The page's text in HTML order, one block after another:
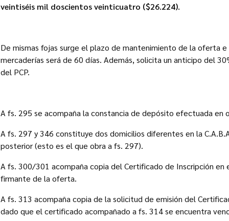
veintiséis mil doscientos veinticuatro ($26.224).
De mismas fojas surge el plazo de mantenimiento de la oferta
mercaderías será de 60 días. Además, solicita un anticipo del
del PCP.
A fs. 295 se acompaña la constancia de depósito efectuada en
A fs. 297 y 346 constituye dos domicilios diferentes en la
posterior (esto es el que obra a fs. 297).
A fs. 300/301 acompaña copia del Certificado de Inscripción en
firmante de la oferta.
A fs. 313 acompaña copia de la solicitud de emisión del
dado que el certificado acompañado a fs. 314 se encuentra